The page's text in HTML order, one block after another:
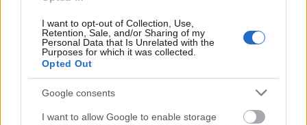
I want to opt-out of Collection, Use,
Retention, Sale, and/or Sharing of my
Personal Data that Is Unrelated with the
Purposes for which it was collected.
Opted Out
Google consents
I want to allow Google to enable storage